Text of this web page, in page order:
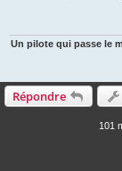
Un pilote qui passe le
Répondre
101